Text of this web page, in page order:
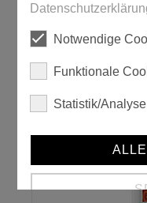
einzA
Notwendige
Funktionale
Statistik/Analyse